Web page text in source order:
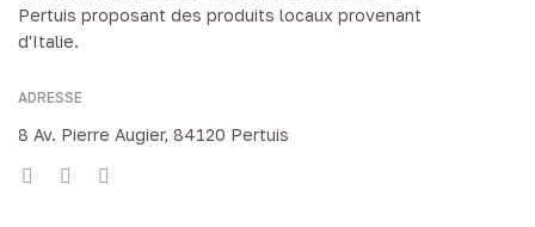
Pertuis proposant des produits locaux provenant
d'Italie.
ADRESSE
8 Av. Pierre Augier, 84120 Pertuis